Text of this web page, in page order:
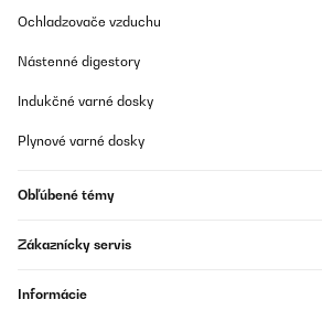
Ochladzovače vzduchu
Nástenné digestory
Indukčné varné dosky
Plynové varné dosky
Obľúbené témy
Zákaznícky servis
Informácie